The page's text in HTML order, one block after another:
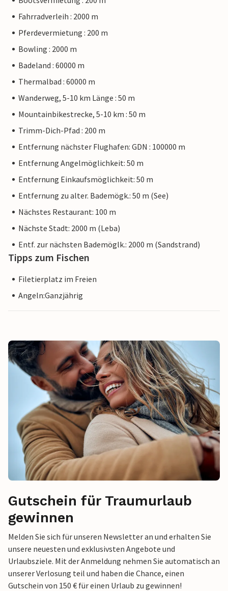
Fahrradverleih : 2000 m
Pferdevermietung : 200 m
Bowling : 2000 m
Badeland : 60000 m
Thermalbad : 60000 m
Wanderweg, 5-10 km Länge : 50 m
Mountainbikestrecke, 5-10 km : 50 m
Trimm-Dich-Pfad : 200 m
Entfernung nächster Flughafen: GDN : 100000 m
Entfernung Angelmöglichkeit: 50 m
Entfernung Einkaufsmöglichkeit: 50 m
Entfernung zu alter. Bademögk.: 50 m (See)
Nächstes Restaurant: 100 m
Nächste Stadt: 2000 m (Leba)
Entf. zur nächsten Bademöglk.: 2000 m (Sandstrand)
Tipps zum Fischen
Filetierplatz im Freien
Angeln:Ganzjährig
Gutschein für Traumurlaub
gewinnen
Melden Sie sich für unseren Newsletter an und erhalten Sie
unsere neuesten und exklusivsten Angebote und
Urlaubsziele. Mit der Anmeldung nehmen Sie automatisch an
unserer Verlosung teil und haben die Chance, einen
Gutschein von 150 € für einen Urlaub zu gewinnen!